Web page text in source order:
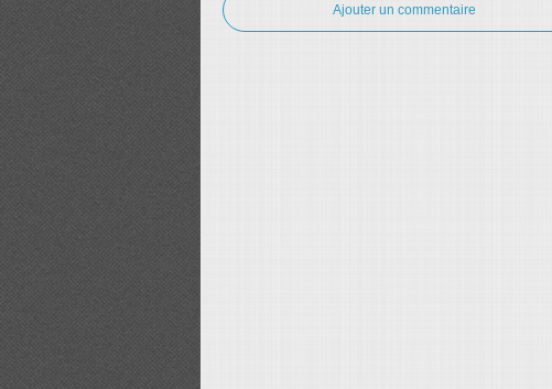
Ajouter un commentaire